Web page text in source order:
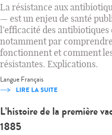
La résistance aux
— est un enjeu de santé
l’efficacité des
notamment par
fonctionnent et comment
résistantes. Explications.
Langue Français
LIRE LA SUITE
L’histoire de la première
1885